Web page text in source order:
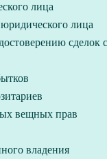
лица
лица
вещных прав
владения